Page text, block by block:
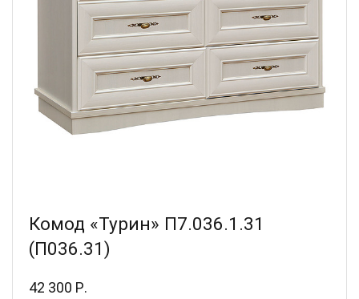
Комод «Турин» П7.036.1.31
(П036.31)
42 300 Р.